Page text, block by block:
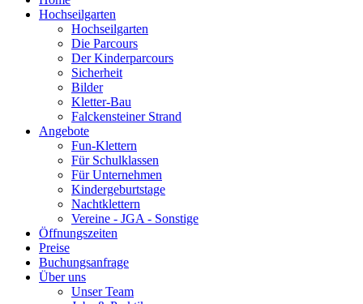
Hochseilgarten
Hochseilgarten
Die Parcours
Der Kinderparcours
Sicherheit
Bilder
Kletter-Bau
Falckensteiner Strand
Angebote
Fun-Klettern
Für Schulklassen
Für Unternehmen
Kindergeburtstage
Nachtklettern
Vereine - JGA - Sonstige
Öffnungszeiten
Preise
Buchungsanfrage
Über uns
Unser Team